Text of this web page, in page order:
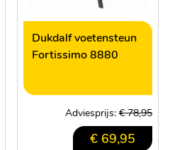
Dukdalf voetensteun
Fortissimo 8880
Adviesprijs: € 78,95
€ 69,95